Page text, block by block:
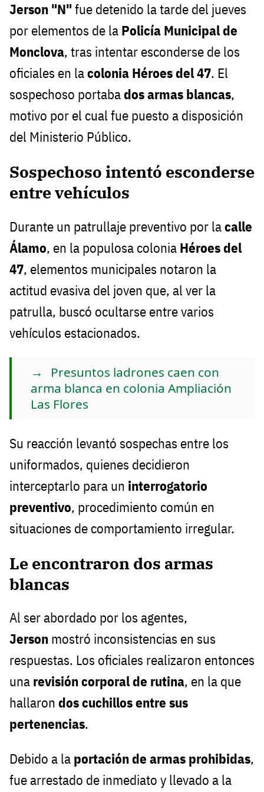
Jerson "N" fue detenido la tarde del jueves
por elementos de la Policía Municipal de
Monclova, tras intentar esconderse de los
oficiales en lacolonia Héroes del 47. El
sospechoso portabados armas blancas,
motivo por el cual fue puesto a disposición
del Ministerio Público.
Sospechoso intentó esconderse
entre vehículos
Durante un patrullaje preventivo por lacalle
Álamo, en la populosa colonia Héroes del
47, elementos municipales notaron la
actitud evasiva del joven que, al ver la
patrulla, buscó ocultarse entre varios
vehículos estacionados.
Presuntos ladrones caen con
arma blanca en colonia Ampliación
Las Flores
Su reacción levantó sospechas entre los
uniformados, quienes decidieron
interceptarlo para un interrogatorio
preventivo, procedimiento común en
situaciones de comportamiento irregular.
Le encontraron dos armas
blancas
Al ser abordado por los agentes,
Jerson mostró inconsistencias en sus
respuestas. Los oficiales realizaron entonces
una revisión corporal de rutina, en la que
hallaron dos cuchillos entre sus
pertenencias.
Debido a la portación de armas prohibidas,
fue arrestado de inmediato y llevado a la